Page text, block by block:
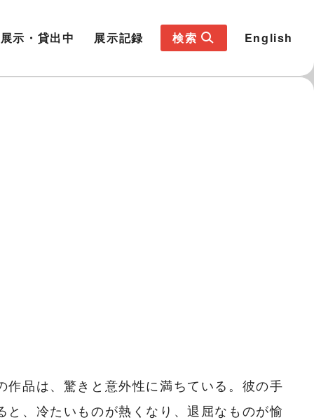
展示・貸出中 展示記録 検索 English
作品は、驚きと意外性に満ちている。彼の手
と、冷たいものが熱くなり、退屈なものが愉